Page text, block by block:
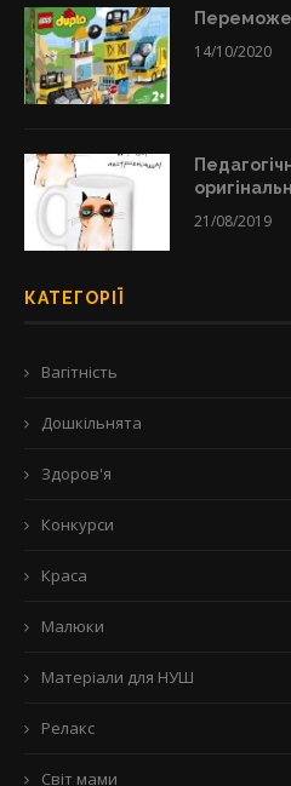
14/10/2020
21/08/2019
КАТЕГОРІЇ
Вагітність
Дошкільнята
Здоров'я
Конкурси
Краса
Малюки
Матеріали для НУШ
Релакс
Світ мами